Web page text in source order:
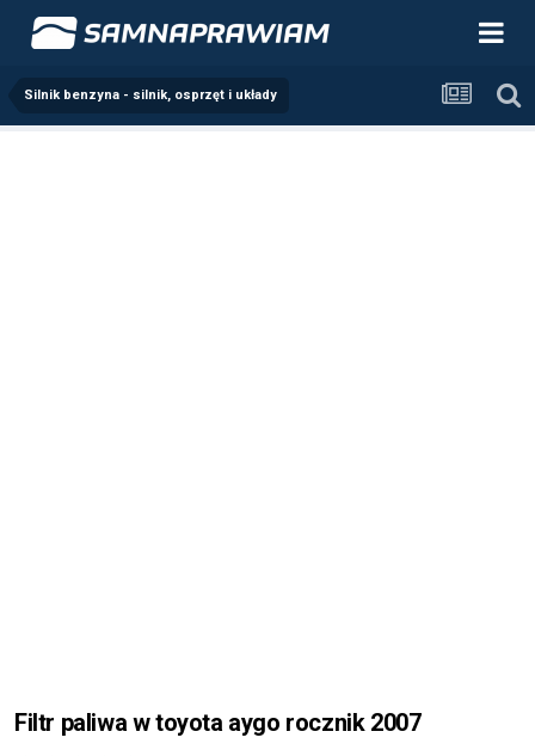
Silnik benzyna - silnik, osprzęt i układy
Filtr paliwa w toyota aygo rocznik 2007